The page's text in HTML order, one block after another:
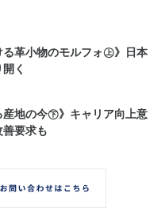
る革小物のモルフォ㊤》日本
く
産地の今㊦》キャリア向上意
要求も